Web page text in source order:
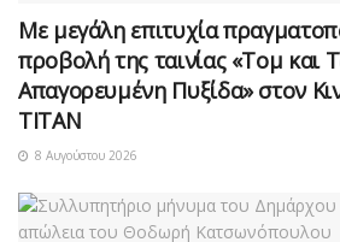
Με μεγάλη επιτυχία
προβολή της ταινίας «Τομ και
Απαγορευμένη Πυξίδα» στον
ΤΙΤΑΝ
8 Αυγούστου 2026